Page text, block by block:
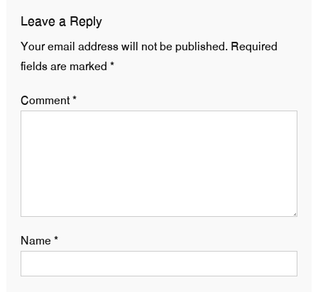
Leave a Reply
Your email address will not be published. Required
fields are marked *
Comment*
Name*